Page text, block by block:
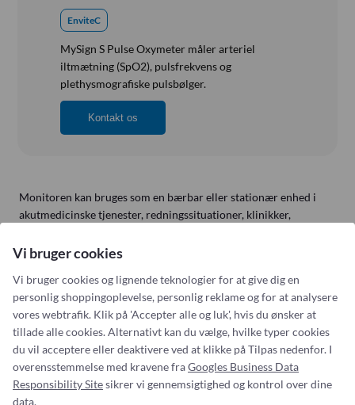
EnviteC
MySign S Pulse Oxymeter måler arteriel
iltmætning (SpO2), pulsfrekvens og
plethysmografiske pulsbølger.
Kontakt os
Monitoren kan bruges som en bærbar eller stationær enhed i
akutmedicinske tjenester, redningssituationer, klinikker,
Se brochure her
Addresse: Om os
Vi bruger cookies
Vi bruger cookies og lignende teknologier for at give dig en
personlig shoppingoplevelse, personlig reklame og for at analysere
vores webtrafik. Klik på 'Accepter alle og luk', hvis du ønsker at
tillade alle cookies. Alternativt kan du vælge, hvilke typer cookies
du vil acceptere eller deaktivere ved at klikke på Tilpas nedenfor. I
overensstemmelse med kravene fraGoogles Business Data
Responsibility Sitesikrer vi gennemsigtighed og kontrol over dine
data.